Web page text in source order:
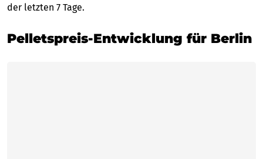
der letzten 7 Tage.
Pelletspreis-Entwicklung für Berlin